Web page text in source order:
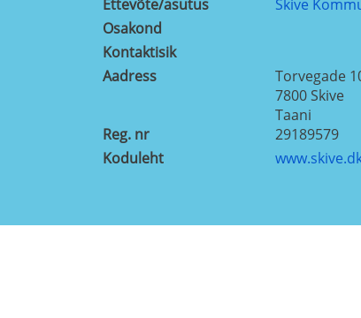
Ettevõte/asutus
Skive
Osakond
Kontaktisik
Aadress
Torvegade
7800 Skive
Taani
Reg. nr
29189579
Koduleht